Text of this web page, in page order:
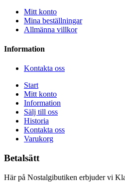
Mitt konto
Mina beställningar
Allmänna villkor
Information
Kontakta oss
Start
Mitt konto
Information
Sälj till oss
Historia
Kontakta oss
Varukorg
Betalsätt
Här på Nostalgibutiken erbjuder vi